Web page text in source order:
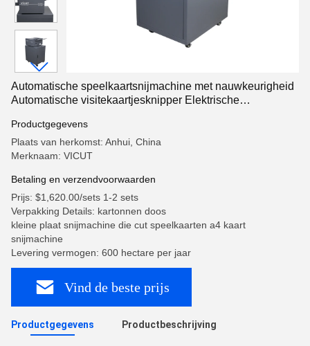
Automatische speelkaartsnijmachine met nauwkeurigheid
Automatische visitekaartjesknipper Elektrische
Productgegevens
Plaats van herkomst: Anhui, China
Merknaam: VICUT
Betaling en verzendvoorwaarden
Prijs: $1,620.00/sets 1-2 sets
Verpakking Details: kartonnen doos
kleine plaat snijmachine die cut speelkaarten a4 kaart
snijmachine
Levering vermogen: 600 hectare per jaar
Vind de beste prijs
Productgegevens Productbeschrijving